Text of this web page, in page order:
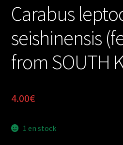
Carabus
seishinensis
from SOUTH
4.00€
1 en stock